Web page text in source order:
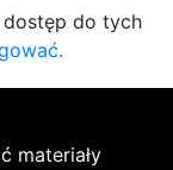
do tych
materiały